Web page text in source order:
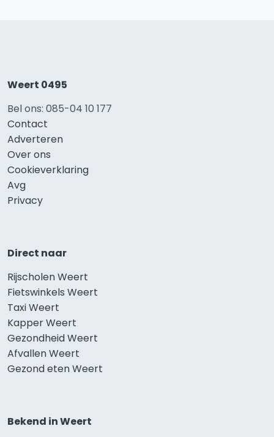
Weert 0495
Bel ons: 085-04 10 177
Contact
Adverteren
Over ons
Cookieverklaring
Avg
Privacy
Direct naar
Rijscholen Weert
Fietswinkels Weert
Taxi Weert
Kapper Weert
Gezondheid Weert
Afvallen Weert
Gezond eten Weert
Bekend in Weert